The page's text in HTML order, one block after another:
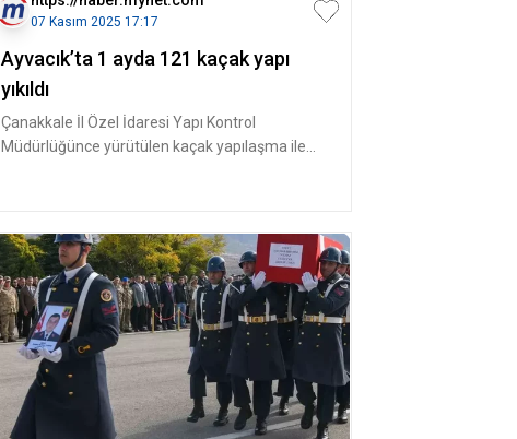
07 Kasım 2025 17:17
Ayvacık’ta 1 ayda 121 kaçak yapı
yıkıldı
Çanakkale İl Özel İdaresi Yapı Kontrol
Müdürlüğünce yürütülen kaçak yapılaşma ile